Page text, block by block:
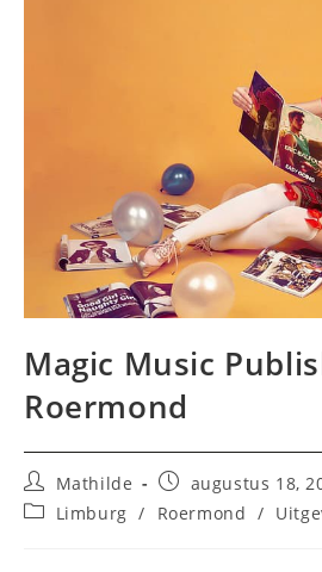
Magic Music
Roermond
Bericht
auteur:
Mathilde
Bericht
gepubliceerd
op:
augustus 18,
Berichtcategorie:
Limburg / Roermond /